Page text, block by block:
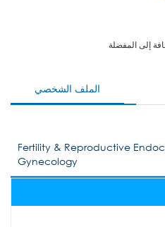
إلى المفضلة
الملف الشخصي
Fertility & Reproductive
Gynecology